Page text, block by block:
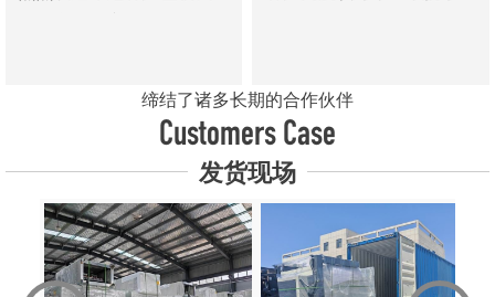
缔结了诸多长期的合作伙伴
Customers Case
发货现场